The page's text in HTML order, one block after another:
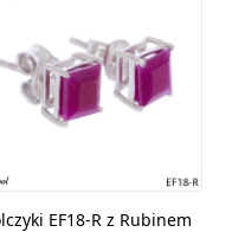
oraz matowieniem.
EF18-R z Rubinem